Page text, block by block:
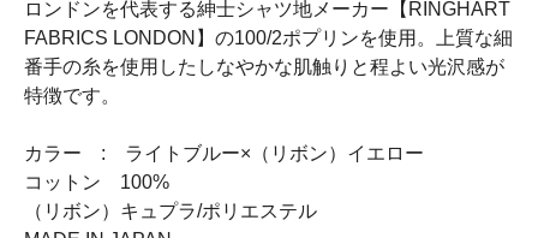
ロンドンを代表する紳士シャツ地メーカー【RINGHART
FABRICS LONDON】の100/2ポプリンを使用。上質な細
番手の糸を使用したしなやかな肌触りと程よい光沢感が
特徴です。
カラー : ライトブルー×（リボン）イエロー
コットン 100%
（リボン）キュプラ/ポリエステル